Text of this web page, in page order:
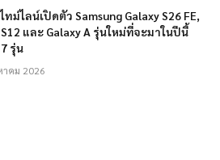
ทม์ไลน์เปิดตัว Samsung Galaxy S26 FE,
และ Galaxy A รุ่นใหม่ที่จะมาในปีนี้
รุ่น
าคม 2026